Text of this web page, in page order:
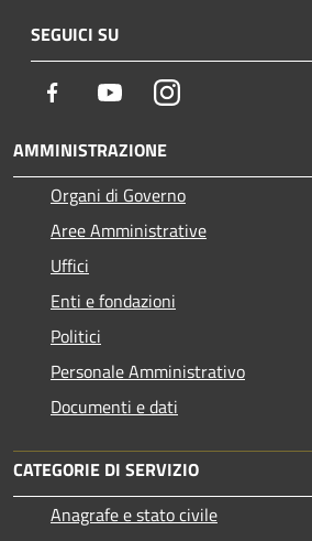
SEGUICI SU
Facebook YoutubeInstagram
AMMINISTRAZIONE
Organi di Governo
Aree Amministrative
Uffici
Enti e fondazioni
Politici
Personale Amministrativo
Documenti e dati
CATEGORIE DI SERVIZIO
Anagrafe e stato civile